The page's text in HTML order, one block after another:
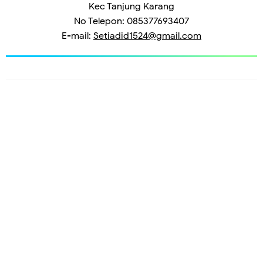
Kec Tanjung Karang
No Telepon: 085377693407
E-mail: Setiadid1524@gmail.com